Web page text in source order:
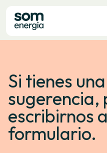
Servicios
Empresas
La cooperativa
Contacto
Trámites
Si tienes
sugerencia,
escribirnos
formulario.